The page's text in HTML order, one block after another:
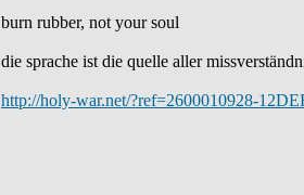
burn rubber, not your soul
die sprache ist die quelle aller
http://holy-war.net/?ref=2600010928-